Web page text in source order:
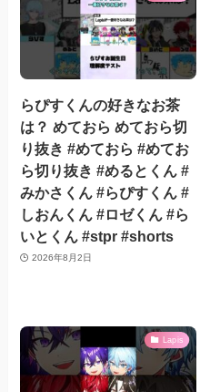
らぴすくんの好きなお茶
は？ めておら めておら切
り抜き #めておら #めてお
ら切り抜き #めるとくん #
みかさくん #らぴすくん #
しおんくん #ロゼくん #ら
いとくん #stpr #shorts
2026年8月2日
Lapis